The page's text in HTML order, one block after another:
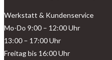
Werkstatt & Kundenservice
Mo-Do 9:00 – 12:00 Uhr
13:00 – 17:00 Uhr
Freitag bis 16:00 Uhr